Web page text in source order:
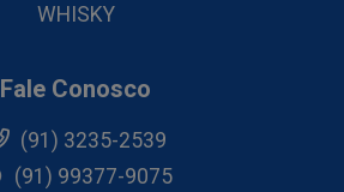
WHISKY
Fale Conosco
(91) 3235-2539
(91) 99377-9075